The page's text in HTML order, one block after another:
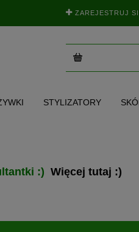
ZAREJESTRUJ
STYLIZATORY
:) Więcej tutaj :)